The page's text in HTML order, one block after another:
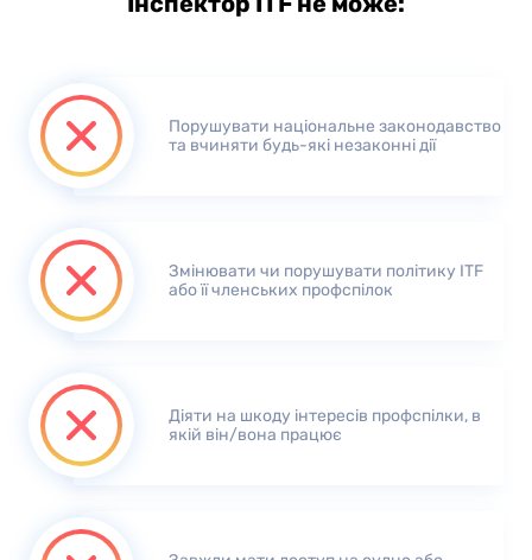
Порушувати національне законодавство
та вчиняти будь-які незаконні дії
Змінювати чи порушувати політику ITF
або її членських профспілок
Діяти на шкоду інтересів профспілки, в
якій він/вона працює